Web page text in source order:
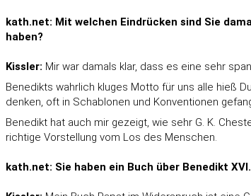
kath.net: Mit welchen Eindrücken sind Sie
haben?
Kissler: Mir war damals klar, dass es eine sehr
Benedikts wahrlich kluges Motto für uns alle hieß
denken, oft in Schablonen und Konventionen
Benedikt hat auch mir gezeigt, wie sehr G. K.
richtige Vorstellung vom Los des Menschen.
kath.net: Sie haben ein Buch über Benedikt